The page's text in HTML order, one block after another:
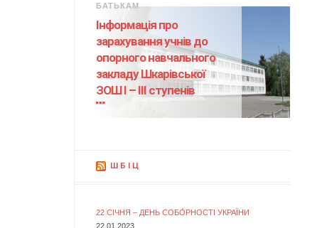
БАТЬКАМ
Інформація про
зарахування учнів до
опорного навчального
закладу Шкарівської
ЗОШ І – ІІІ ступенів
ШБІЦ
22 СІЧНЯ – ДЕНЬ СОБО́РНОСТІ УКРАЇНИ
22.01.2023